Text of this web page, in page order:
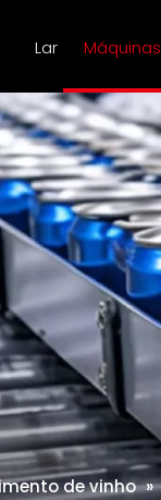
Lar Máquinas
de vinho »